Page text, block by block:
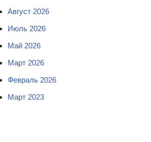
Август 2026
Июль 2026
Май 2026
Март 2026
Февраль 2026
Март 2023